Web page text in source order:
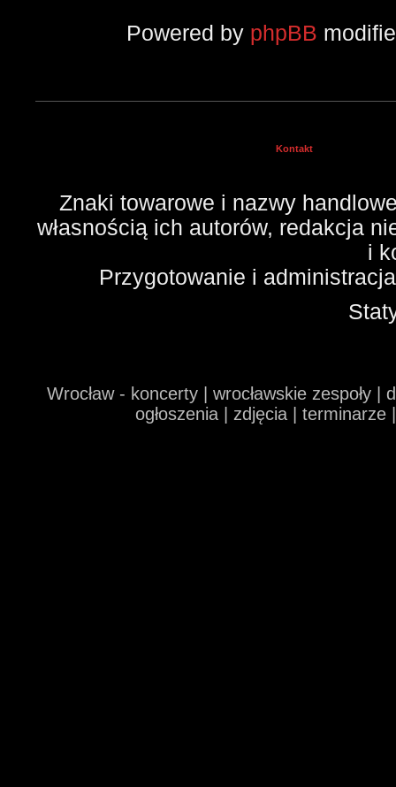
Powered by phpBB
Kontakt
Znaki towarowe i nazwy
własnością ich autorów, redakcja
i
Przygotowanie i
Wrocław - koncerty | wrocławskie zespoły
ogłoszenia | zdjęcia |